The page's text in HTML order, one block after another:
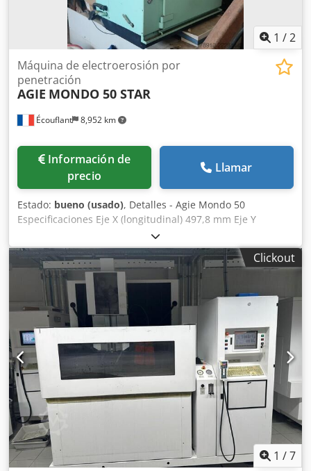
1 /2
Écouflant 8,952 km
Máquina de electroerosión por
penetración
AGIE MONDO 50 STAR
Información de
precio
Llamar
Estado: bueno (usado), Detalles - Agie Mondo 50
Especificaciones Eje X (longitudinal) 497,8 mm Eje Y
(transversal) 348 mm Chodpfx Aezkcf Isngea Eje Z (vertical)
348 mm Longitud de la cuba 1018,5 mm Ancho de la cuba
678,2 mm Altura de la cuba 398,8 mm Tipo Tipo de CNC
AGIE FUTURA IV Longitud de la mesa 749,3 mm Ancho de la
mesa 548,6 mm Longitud máxima de la pieza 858,5 mm
Ancho máximo de la pieza 647,7 mm Altura máxima de la
pieza 315 mm Peso máximo de la pieza 499,1 kg Corriente
máxima del generador 64 A ----- Dimensiones (largo x
ancho x alto) 1549,4 × 1955,8 × 2336,8 Peso 2131,1 kg
*Opciones instaladas de fábrica - Placa 2* Opción Ref.
B.M. ¿Para qué sirve? CAPACITANCIA OPCIONAL U05.629.7
Detección más precisa del inicio del proceso. Mejor estado
de la superficie. MÓDULO DE E/S U05.759.2 Módulo de
entradas/salidas para la automatización.
INTERCAMBIADOR DE CALOR U06.126.3 Intercambiador de
agua/aceite para estabilizar el dieléctrico. Importante.
GRUPO FILTRO/REGULADOR/LUBRICADOR U05.316.1 Grupo
Clickout
1 /7